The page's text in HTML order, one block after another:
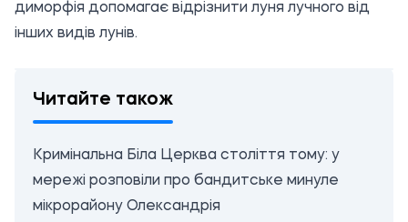
диморфія допомагає відрізнити луня лучного від
інших видів лунів.
Читайте також
Кримінальна Біла Церква століття тому: у
мережі розповіли про бандитське минуле
мікрорайону Олександрія